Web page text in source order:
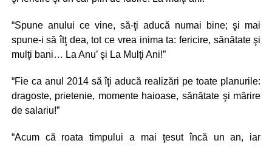
“Spune anului ce vine, să-ţi aducă numai bine; şi mai
spune-i să îtţ dea, tot ce vrea inima ta: fericire, sănătate şi
mulţi bani… La Anu’ şi La Mulţi Ani!”
“Fie ca anul 2014 să îţi aducă realizări pe toate planurile:
dragoste, prietenie, momente haioase, sănătate şi mărire
de salariu!”
“Acum că roata timpului a mai ţesut încă un an, iar